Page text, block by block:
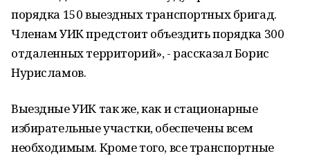
порядка 150 выездных транспортных бригад.
Членам УИК предстоит объездить порядка 300
отдаленных территорий», - рассказал Борис
Нурисламов.
Выездные УИК так же, как и стационарные
избирательные участки, обеспечены всем
необходимым. Кроме того, все транспортные